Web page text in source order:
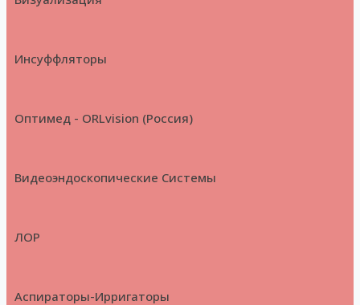
Инсуффляторы
Оптимед - ORLvision (Россия)
Видеоэндоскопические Системы
ЛОР
Аспираторы-Ирригаторы